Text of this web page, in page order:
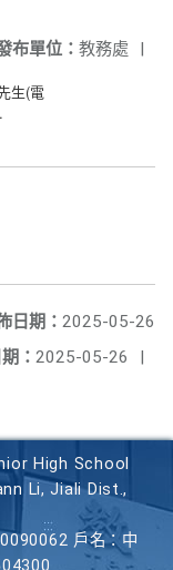
布單位： 教務處 |
生(電
日期： 2025-05-26
： 2025-05-26 |
High School
Li, Jiali Dist.,
戶名：中